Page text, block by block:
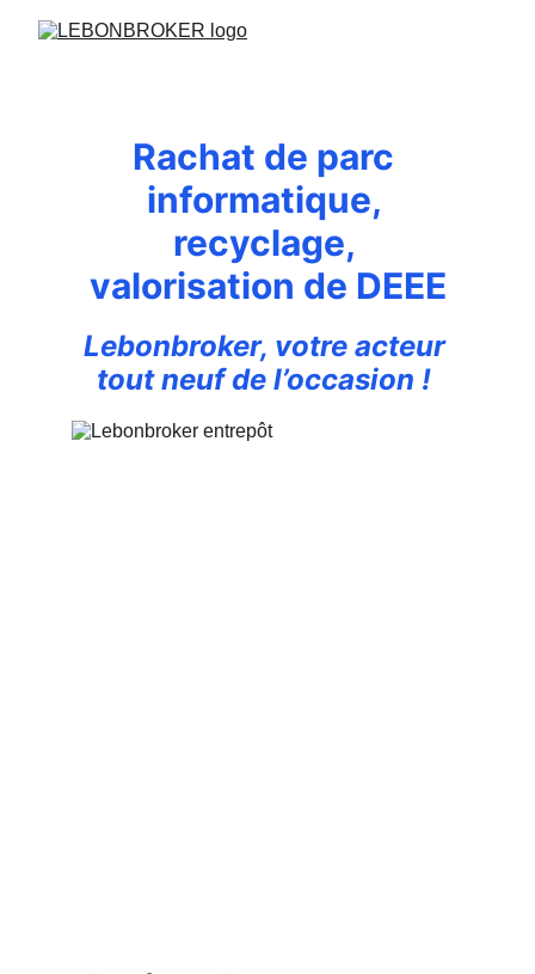
Lebonbroker, votre acteur
tout neuf de l’occasion !
Rachat de parc
informatique,
recyclage,
valorisation de DEEE